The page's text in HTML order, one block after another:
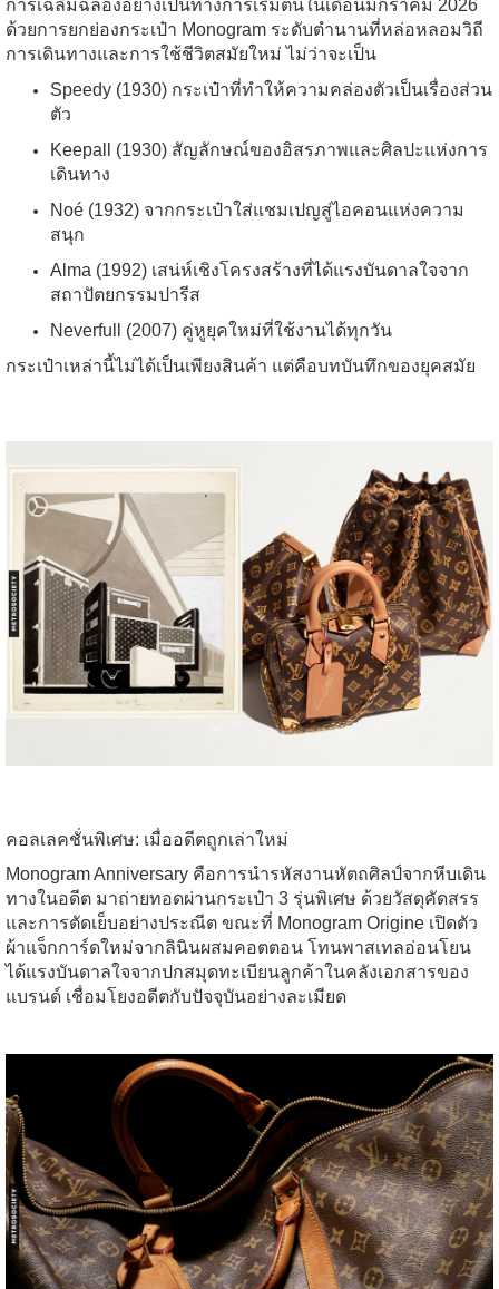
การเฉลิมฉลองอย่างเป็นทางการเริ่มต้นในเดือนมกราคม 2026
ด้วยการยกย่องกระเป๋า Monogram ระดับตำนานที่หล่อหลอมวิถี
การเดินทางและการใช้ชีวิตสมัยใหม่ ไม่ว่าจะเป็น
Speedy (1930) กระเป๋าที่ทำให้ความคล่องตัวเป็นเรื่องส่วน
ตัว
Keepall (1930) สัญลักษณ์ของอิสรภาพและศิลปะแห่งการ
เดินทาง
Noé (1932) จากกระเป๋าใส่แชมเปญสู่ไอคอนแห่งความ
สนุก
Alma (1992) เสน่ห์เชิงโครงสร้างที่ได้แรงบันดาลใจจาก
สถาปัตยกรรมปารีส
Neverfull (2007) คู่หูยุคใหม่ที่ใช้งานได้ทุกวัน
กระเป๋าเหล่านี้ไม่ได้เป็นเพียงสินค้า แต่คือบทบันทึกของยุคสมัย
คอลเลคชั่นพิเศษ: เมื่ออดีตถูกเล่าใหม่
Monogram Anniversary คือการนำรหัสงานหัตถศิลป์จากหีบเดิน
ทางในอดีต มาถ่ายทอดผ่านกระเป๋า 3 รุ่นพิเศษ ด้วยวัสดุคัดสรร
และการตัดเย็บอย่างประณีต ขณะที่ Monogram Origine เปิดตัว
ผ้าแจ็กการ์ดใหม่จากลินินผสมคอตตอน โทนพาสเทลอ่อนโยน
ได้แรงบันดาลใจจากปกสมุดทะเบียนลูกค้าในคลังเอกสารของ
แบรนด์ เชื่อมโยงอดีตกับปัจจุบันอย่างละเมียด